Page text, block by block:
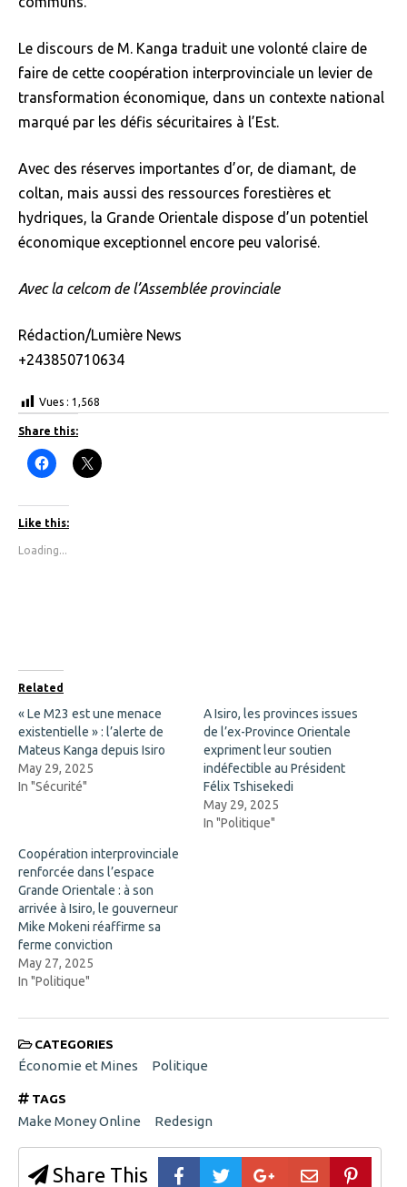
Le discours de M. Kanga traduit une volonté claire de
faire de cette coopération interprovinciale un levier de
transformation économique, dans un contexte national
marqué par les défis sécuritaires à l’Est.
Avec des réserves importantes d’or, de diamant, de
coltan, mais aussi des ressources forestières et
hydriques, la Grande Orientale dispose d’un potentiel
économique exceptionnel encore peu valorisé.
Avec la celcom de l’Assemblée provinciale
Rédaction/Lumière News
+243850710634
Vues : 1,568
Share this:
C
l
k
t
o
h
b
o
o
k
(
O
p
e
n
s
i
w
i
n
d
o
w
)
C
l
i
n
n
e
w
Like this:
Loading...
Related
« Le M23 est une menace
existentielle » : l’alerte de
Mateus Kanga depuis Isiro
May 29, 2025
In "Sécurité"
A Isiro, les provinces issues
de l’ex-Province Orientale
expriment leur soutien
indéfectible au Président
Félix Tshisekedi
May 29, 2025
In "Politique"
Coopération interprovinciale
renforcée dans l’espace
Grande Orientale : à son
arrivée à Isiro, le gouverneur
Mike Mokeni réaffirme sa
ferme conviction
May 27, 2025
In "Politique"
CATEGORIES
Économie et Mines Politique
TAGS
Make Money Online Redesign
Share This